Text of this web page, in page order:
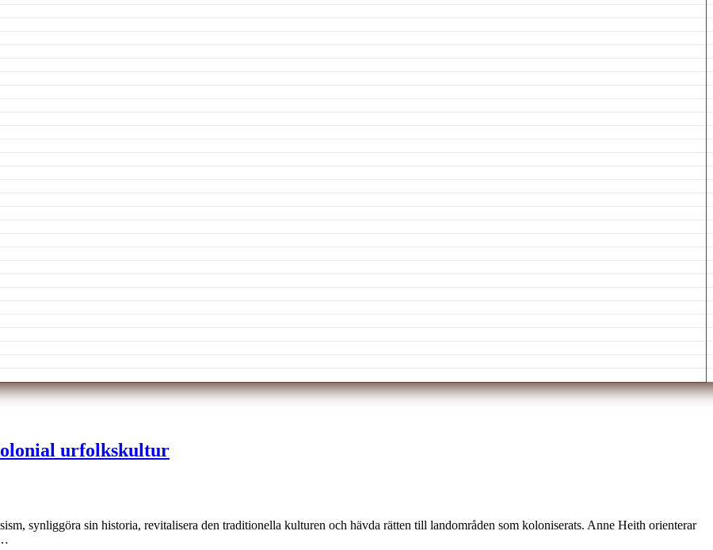
urfolkskultur
synliggöra sin historia, revitalisera den traditionella kulturen och hävda rätten till landområden som koloniserats. Anne Heith orienterar